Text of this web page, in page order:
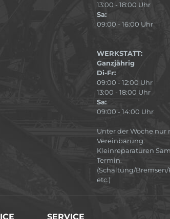
13:00 - 18:00 Uhr
Sa:
09:00 - 16:00 Uhr
WERKSTATT:
Ganzjährig
Di-Fr:
09:00 - 12:00 Uhr
13:00 - 18:00 Uhr
Sa:
09:00 - 14:00 Uhr
Unter der Woche nur
Vereinbarung.
Kleinreparaturen
Termin.
(Schaltung/
etc.)
SERVICE